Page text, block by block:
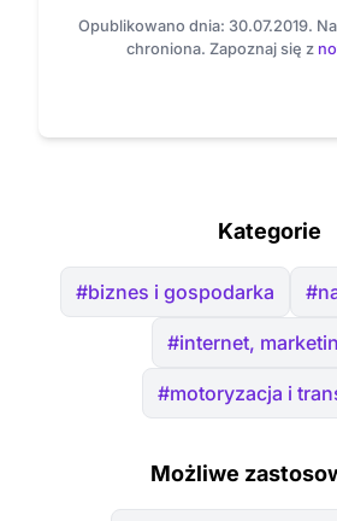
Opublikowano dnia: 30.07.2019.
chroniona. Zapoznaj się z
Kategorie
#biznes i gospodarka
#internet,
#motoryzacja i
Możliwe